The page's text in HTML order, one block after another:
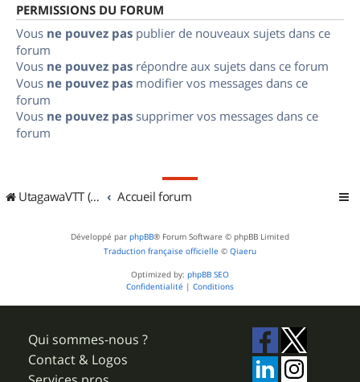
PERMISSIONS DU FORUM
Vous ne pouvez pas publier de nouveaux sujets dans ce
forum
Vous ne pouvez pas répondre aux sujets dans ce forum
Vous ne pouvez pas modifier vos messages dans ce
forum
Vous ne pouvez pas supprimer vos messages dans ce
forum
UtagawaVTT (Randos VTT et VTTAE avec traces GPS) Accueil forum
Développé par phpBB® Forum Software © phpBB Limited
Traduction française officielle © Qiaeru
Optimized by: phpBB SEO
Confidentialité | Conditions
Qui sommes-nous ?
Contact & Logos